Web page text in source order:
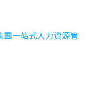
一站式人力資源管